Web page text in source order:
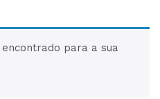
para a sua